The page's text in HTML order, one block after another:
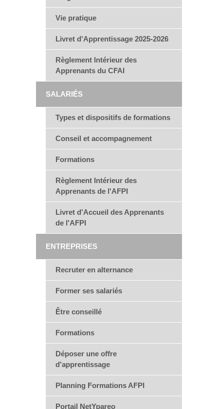
Vie pratique
Livret d'Apprentissage 2025-2026
Règlement Intérieur des
Apprenants du CFAI
SALARIÉS
Types et dispositifs de formations
Conseil et accompagnement
Formations
Règlement Intérieur des
Apprenants de l'AFPI
Livret d'Accueil des Apprenants
de l'AFPI
ENTREPRISES
Recruter en alternance
Former ses salariés
Être conseillé
Formations
Déposer une offre
d'apprentissage
Planning Formations AFPI
Portail NetYpareo